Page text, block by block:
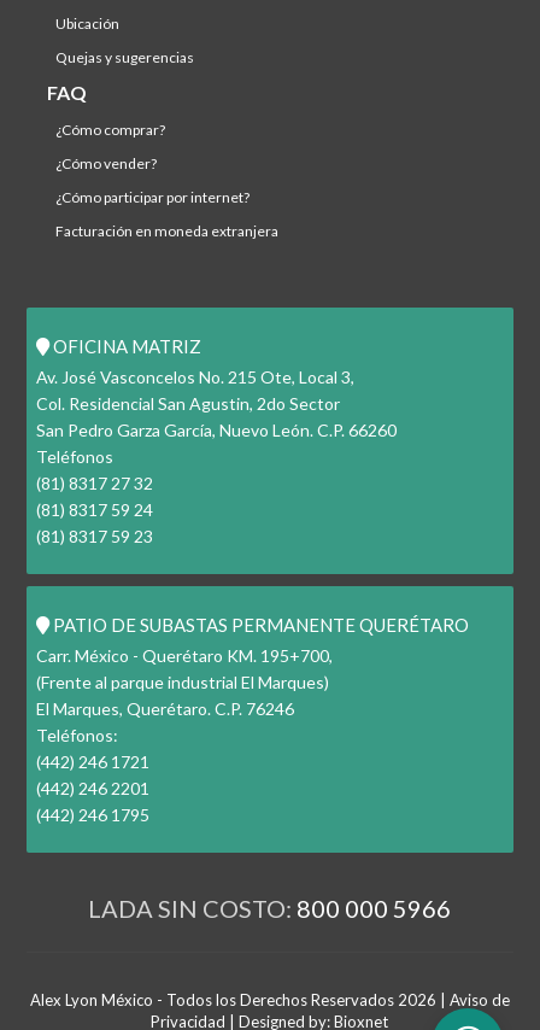
ubicación
quejas y sugerencias
FAQ
¿cómo comprar?
¿cómo vender?
¿cómo participar por internet?
facturación en moneda extranjera
OFICINA MATRIZ
Av. José Vasconcelos No. 215 Ote, Local 3,
Col. Residencial San Agustin, 2do Sector
San Pedro Garza García, Nuevo León. C.P. 66260
Teléfonos
(81) 8317 27 32
(81) 8317 59 24
(81) 8317 59 23
PATIO DE SUBASTAS PERMANENTE QUERÉTARO
Carr. México - Querétaro KM. 195+700,
(Frente al parque industrial El Marques)
El Marques, Querétaro. C.P. 76246
Teléfonos:
(442) 246 1721
(442) 246 2201
(442) 246 1795
LADA SIN COSTO: 800 000 5966
Alex Lyon México - Todos los Derechos Reservados 2026 | Aviso de
Privacidad | Designed by:Bioxnet